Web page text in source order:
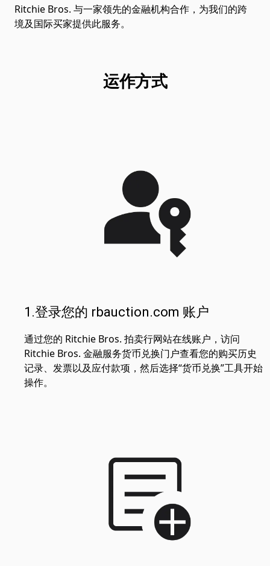
Ritchie Bros. 与一家领先的金融机构合作，为我们的跨
境及国际买家提供此服务。
运作方式
1.登录您的 rbauction.com 账户
通过您的 Ritchie Bros. 拍卖行网站在线账户，访问
Ritchie Bros. 金融服务货币兑换门户查看您的购买历史
记录、发票以及应付款项，然后选择“货币兑换”工具开始
操作。